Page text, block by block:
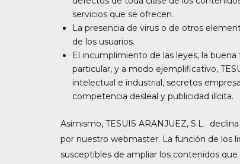
servicios que se ofrecen.
La presencia de virus o de otros
de los usuarios.
El incumplimiento de las leyes, la
particular, y a modo ejemplificativo,
intelectual e industrial, secretos
competencia desleal y publicidad ilícita.
Asimismo, TESUIS ARANJUEZ, S.L.
por nuestro webmaster. La función de los
susceptibles de ampliar los contenidos